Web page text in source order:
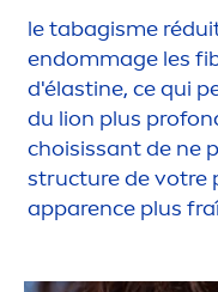
le tabagisme
endommage les
d'élastine, ce qui
du lion plus
choisissant de ne
structure de votre
apparence plus